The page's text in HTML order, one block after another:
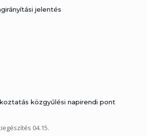
jelentés
közgyűlési napirendi pont
04.15.